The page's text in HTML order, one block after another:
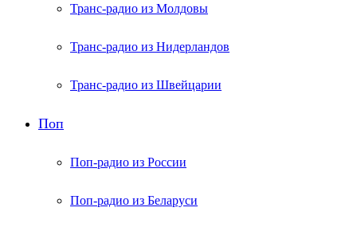
Транс-радио из Молдовы
Транс-радио из Нидерландов
Транс-радио из Швейцарии
Поп
Поп-радио из России
Поп-радио из Беларуси